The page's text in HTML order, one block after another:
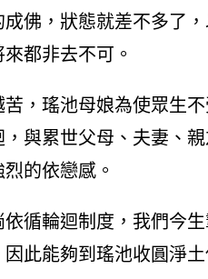
佛，狀態就差不多了
都非去不可。
，瑤池母娘為使眾生
與累世父母、夫妻、
的依戀感。
循輪迴制度，我們今
此能夠到瑤池收圓淨